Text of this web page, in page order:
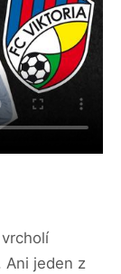
Ani jeden z